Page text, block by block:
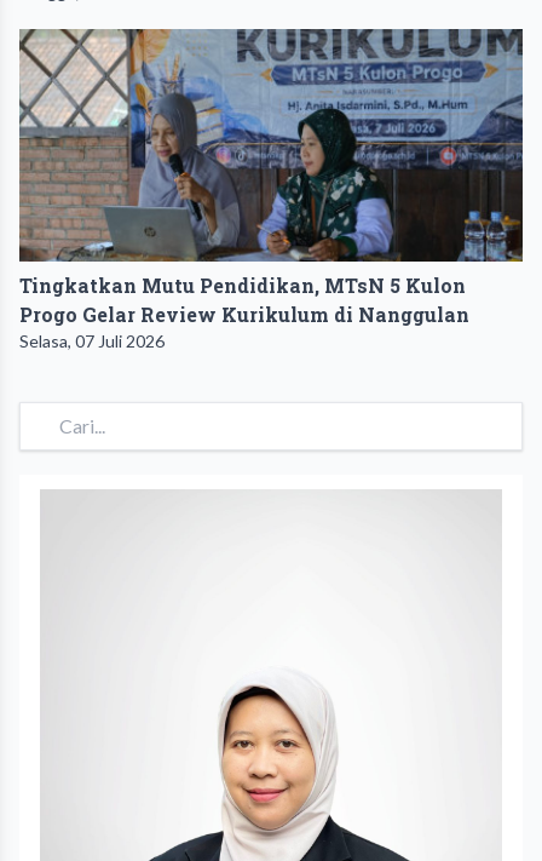
Tingkatkan Mutu Pendidikan, MTsN 5 Kulon
Progo Gelar Review Kurikulum di Nanggulan
Selasa, 07 Juli 2026